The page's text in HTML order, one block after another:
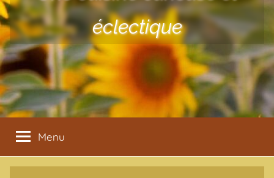
éclectique
Menu